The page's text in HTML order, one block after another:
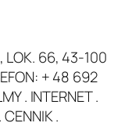
LOK. 66, 43-100
+ 48 692
. INTERNET .
CENNIK .